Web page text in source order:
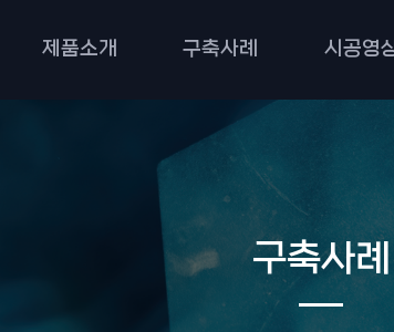
제품소개 구축사례 시공영
구축사례